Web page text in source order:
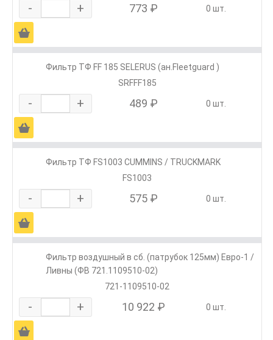
- + 773 ₽ 0 шт.
Ä
Фильтр ТФ FF 185 SELERUS (ан.Fleetguard )
SRFFF185
- + 489 ₽ 0 шт.
Ä
Фильтр ТФ FS1003 CUMMINS / TRUCKMARK
FS1003
- + 575 ₽ 0 шт.
Ä
Фильтр воздушный в сб. (патрубок 125мм) Евро-1 /
Ливны (ФВ 721.1109510-02)
721-1109510-02
- + 10 922 ₽ 0 шт.
Ä